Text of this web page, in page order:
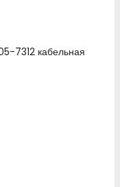
7312 кабельная